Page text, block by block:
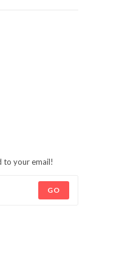
to your email!
GO